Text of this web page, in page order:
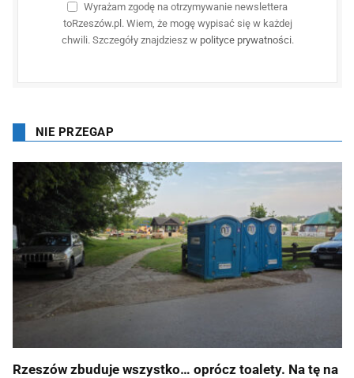
Wyrażam zgodę na otrzymywanie newslettera
toRzeszów.pl. Wiem, że mogę wypisać się w każdej
chwili. Szczegóły znajdziesz w polityce prywatności.
NIE PRZEGAP
Rzeszów zbuduje wszystko… oprócz toalety. Na tę na